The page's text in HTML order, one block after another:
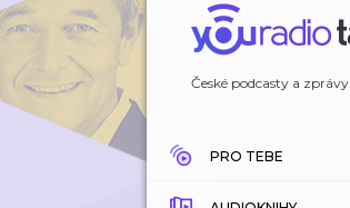
České podcasty a zprávy
PRO TEBE